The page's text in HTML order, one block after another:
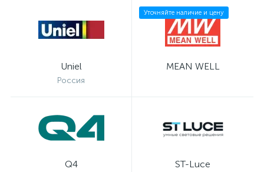
Uniel
Россия
Уточняйте наличие и цену
MEAN WELL
Q4 ST-Luce